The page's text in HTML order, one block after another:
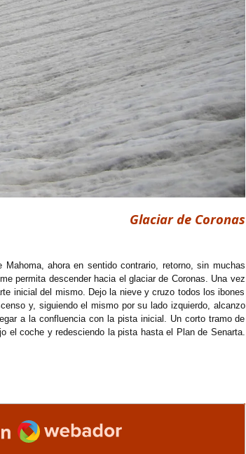
Glaciar de Coronas
ahora en sentido contrario, retorno, sin muchas
permita descender hacia el glaciar de Coronas. Una vez
inicial del mismo. Dejo la nieve y cruzo todos los ibones
y, siguiendo el mismo por su lado izquierdo, alcanzo
a la confluencia con la pista inicial. Un corto tramo de
el coche y redesciendo la pista hasta el Plan de Senarta.
Webador